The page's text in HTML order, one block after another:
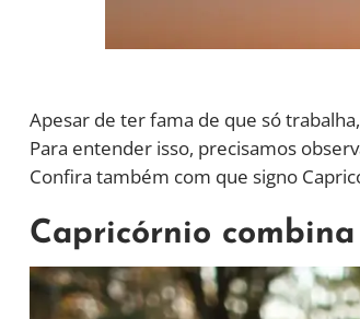
Apesar de ter fama de que só
Para entender isso, precisamos
Confira também com que signo
Capricórnio